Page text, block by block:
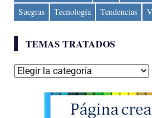
Suegras
Tecnología Tendencias
TEMAS TRATADOS
Temas